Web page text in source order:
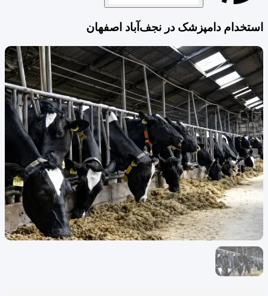
استخدام دامپزشک در نجف‌آباد اصفهان